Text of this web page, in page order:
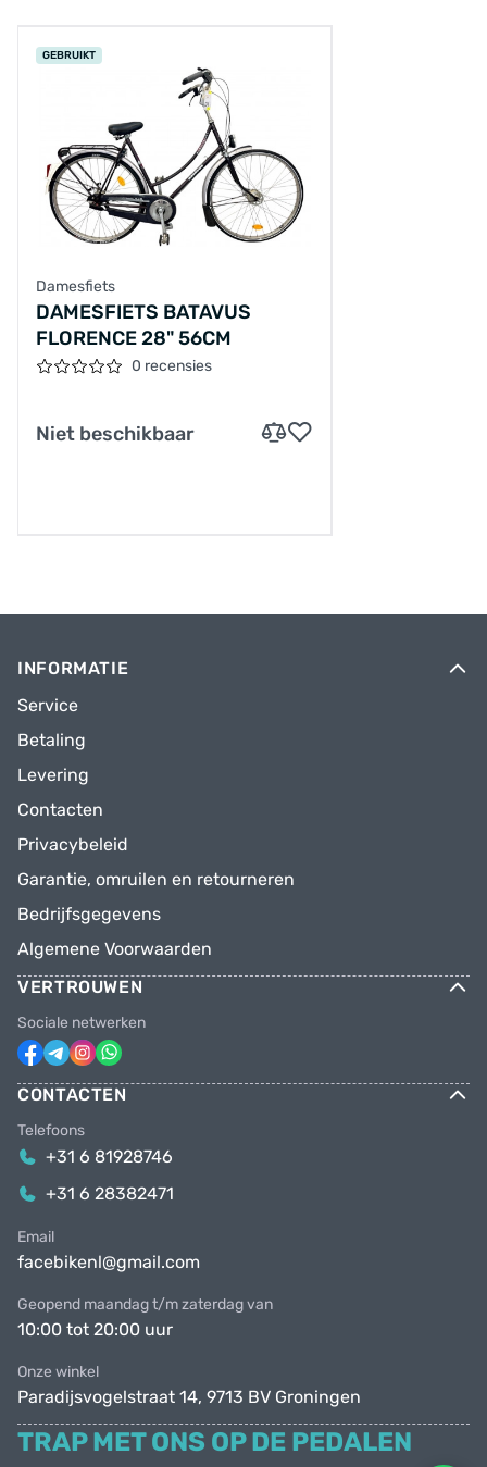
GEBRUIKT
Damesfiets
DAMESFIETS BATAVUS
FLORENCE 28" 56CM
0 recensies
Niet beschikbaar
INFORMATIE
Service
Betaling
Levering
Contacten
Privacybeleid
Garantie, omruilen en retourneren
Bedrijfsgegevens
Algemene Voorwaarden
VERTROUWEN
Sociale netwerken
CONTACTEN
Telefoons
+31 6 81928746
+31 6 28382471
Email
facebikenl@gmail.com
Geopend maandag t/m zaterdag van
10:00 tot 20:00 uur
Onze winkel
Paradijsvogelstraat 14, 9713 BV Groningen
TRAP MET ONS OP DE PEDALEN